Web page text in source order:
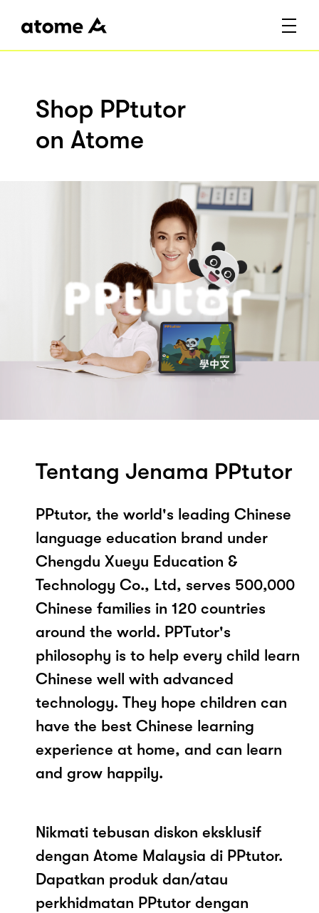
Shop PPtutor
on Atome
Tentang Jenama PPtutor
PPtutor, the world's leading Chinese
language education brand under
Chengdu Xueyu Education &
Technology Co., Ltd, serves 500,000
Chinese families in 120 countries
around the world. PPTutor's
philosophy is to help every child learn
Chinese well with advanced
technology. They hope children can
have the best Chinese learning
experience at home, and can learn
and grow happily.
Nikmati tebusan diskon eksklusif
dengan Atome Malaysia di PPtutor.
Dapatkan produk dan/atau
perkhidmatan PPtutor dengan